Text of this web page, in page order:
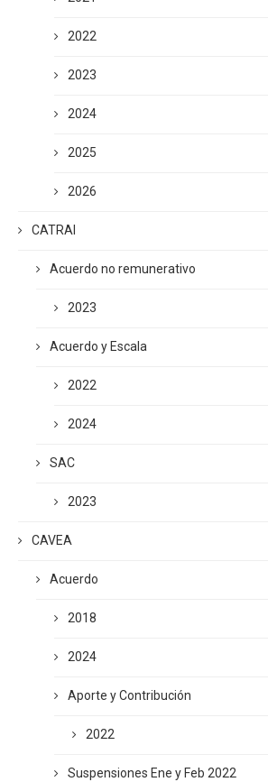
2022
2023
2024
2025
2026
CATRAI
Acuerdo no remunerativo
2023
Acuerdo y Escala
2022
2024
SAC
2023
CAVEA
Acuerdo
2018
2024
Aporte y Contribución
2022
Suspensiones Ene y Feb 2022